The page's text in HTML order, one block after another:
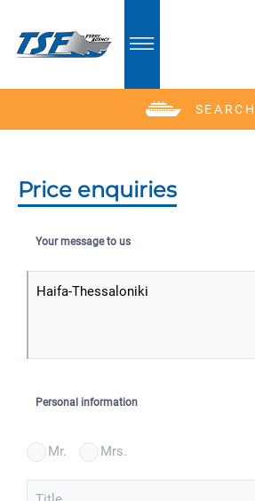
SEARCH
Price enquiries
Your message to us
Personal information
Mr. Mrs.